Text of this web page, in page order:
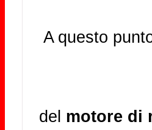
A questo
del motore di